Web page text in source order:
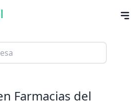
Farmacias del